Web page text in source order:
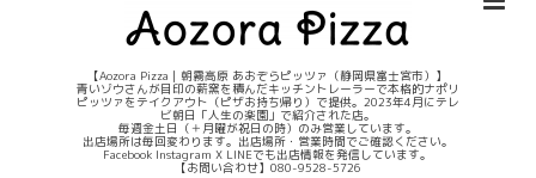
【Aozora Pizza｜朝霧高原 あおぞらピッツァ（静岡県富士宮市）】
青いゾウさんが目印の薪窯を積んだキッチントレーラーで本格的ナポリ
ピッツァをテイクアウト（ピザお持ち帰り）で提供。2023年4月にテレ
ビ朝日「人生の楽園」で紹介された店。
毎週金土日（＋月曜が祝日の時）のみ営業しています。
出店場所は毎回変わります。出店場所・営業時間でご確認ください。
Facebook Instagram X LINEでも出店情報を発信しています。
【お問い合わせ】080-9528-5726